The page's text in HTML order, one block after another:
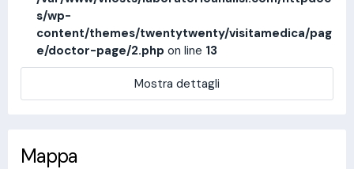
s/wp-
content/themes/twentytwenty/visitamedica/pag
e/doctor-page/2.php on line 13
Mostra dettagli
Mappa